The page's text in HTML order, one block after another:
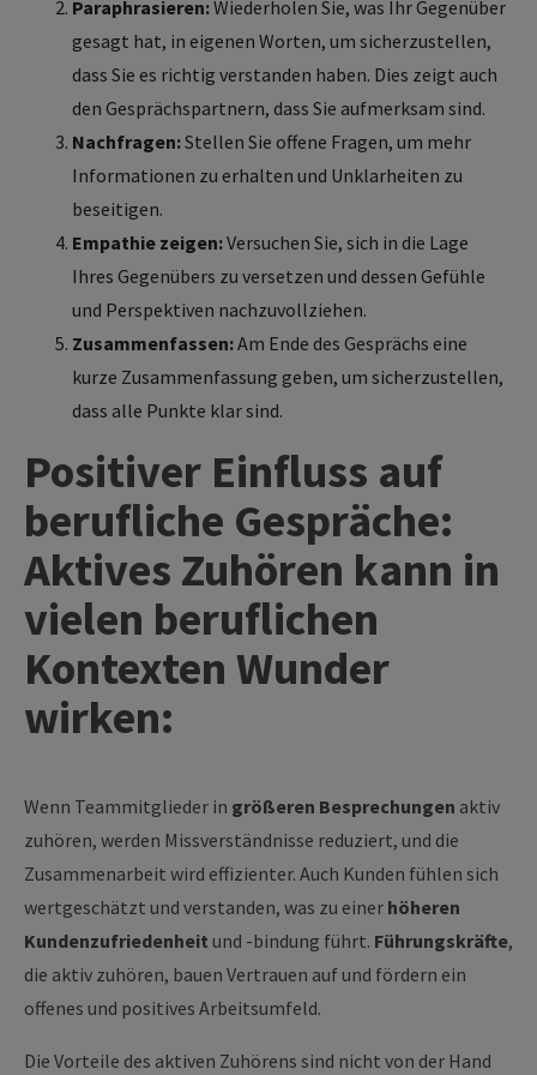
Paraphrasieren:Wiederholen Sie, was Ihr Gegenüber
gesagt hat, in eigenen Worten, um sicherzustellen,
dass Sie es richtig verstanden haben. Dies zeigt auch
den Gesprächspartnern, dass Sie aufmerksam sind.
Nachfragen:Stellen Sie offene Fragen, um mehr
Informationen zu erhalten und Unklarheiten zu
beseitigen.
Empathie zeigen:Versuchen Sie, sich in die Lage
Ihres Gegenübers zu versetzen und dessen Gefühle
und Perspektiven nachzuvollziehen.
Zusammenfassen:Am Ende des Gesprächs eine
kurze Zusammenfassung geben, um sicherzustellen,
dass alle Punkte klar sind.
Positiver Einfluss auf
berufliche Gespräche:
Aktives Zuhören kann in
vielen beruflichen
Kontexten Wunder
wirken:
Wenn Teammitglieder in größeren Besprechungen aktiv
zuhören, werden Missverständnisse reduziert, und die
Zusammenarbeit wird effizienter. Auch Kunden fühlen sich
wertgeschätzt und verstanden, was zu einer höheren
Kundenzufriedenheit und -bindung führt. Führungskräfte,
die aktiv zuhören, bauen Vertrauen auf und fördern ein
offenes und positives Arbeitsumfeld.
Die Vorteile des aktiven Zuhörens sind nicht von der Hand